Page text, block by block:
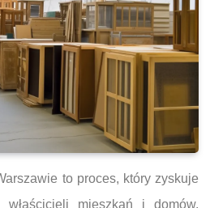
to proces, który zyskuje
mieszkań i domów.